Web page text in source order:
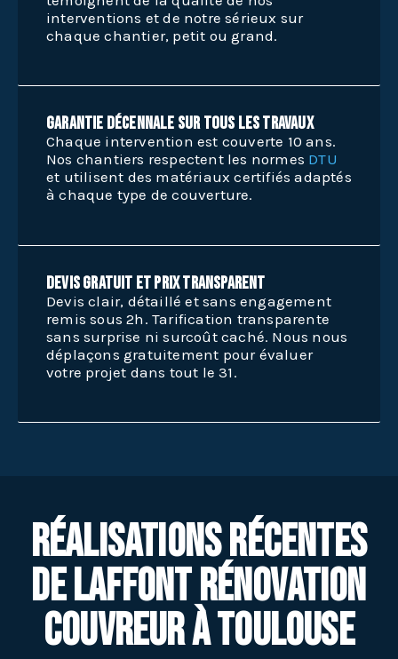
interventions et de notre sérieux sur
chaque chantier, petit ou grand.
Garantie décennale sur tous les travaux
Chaque intervention est couverte 10 ans.
Nos chantiers respectent les normes DTU
et utilisent des matériaux certifiés adaptés
à chaque type de couverture.
Devis gratuit et prix transparent
Devis clair, détaillé et sans engagement
remis sous 2h. Tarification transparente
sans surprise ni surcoût caché. Nous nous
déplaçons gratuitement pour évaluer
votre projet dans tout le 31.
Réalisations récentes
de Laffont Rénovation
Couvreur à Toulouse